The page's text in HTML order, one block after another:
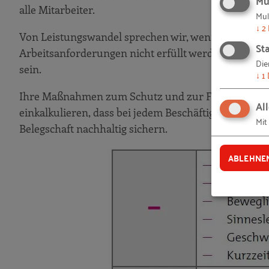
2. Schritt: IST-Situation feststellen
3. Schritt: Maßnahmen planen und
Jobrotation – Ausgleich durch organisierten
2. Schritt: Maßnahmen planen und umsetzen
3. Schritt: Wirkung kontrollieren und
Betriebliches Eingliederungsmanagement –
1. Schritt: Arbeitsunfähigkeit feststellen
3. Schritt: Ursachen analysieren
4. Schritt: Die künftige Leistungsfähigkeit
5. Schritt: Maßnahmen planen und
alle Mitarbeiter.
Von Leistungswandel sprechen wir, wenn
Arbeitsanforderungen nicht erfüllt werden
sein.
Ihre Maßnahmen zum Schutz und zur Förderung
einkalkulieren, dass bei jedem Beschäftigten im
Belegschaft nachhaltig sichern.
↓ 2
↓ 1